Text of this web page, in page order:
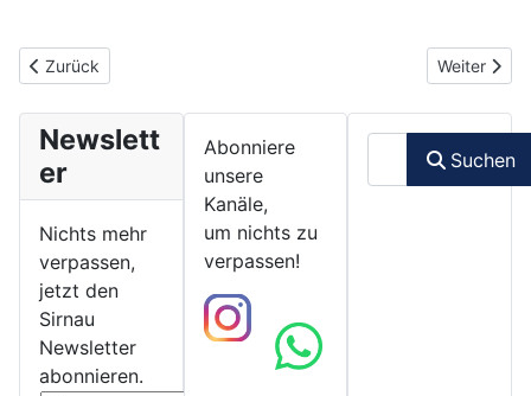
Vorheriger Beitrag: 28.08.2023 - B 10: Sanierungsarbeiten
Zurück Nächster
Weiter
Newslett
er
Nichts mehr
verpassen,
jetzt den
Sirnau
Newsletter
abonnieren.
Abonniere
unsere
Kanäle,
um nichts zu
verpassen!
Suchen
Suchen